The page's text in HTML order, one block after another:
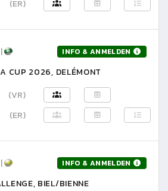
(ER)
| INFO & ANMELDEN
CUP 2026, DELÉMONT
(VR)
(ER)
| INFO & ANMELDEN
BIEL/BIENNE